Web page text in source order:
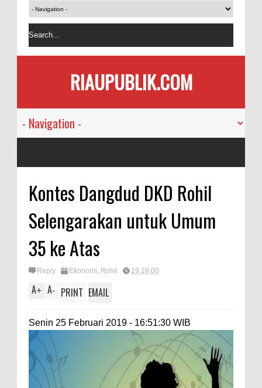
RIAUPUBLIK.COM
Kontes Dangdud DKD Rohil
Selengarakan untuk Umum
35 ke Atas
Reply Ekonomi, Rohil 19.18.00
A+ A- PRINT EMAIL
Senin 25 Februari 2019 - 16:51:30 WIB